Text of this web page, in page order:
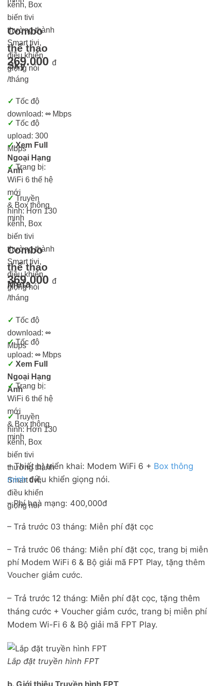
kênh, Box
biến tivi
thường thành
Smart tivi,
điều khiển
giọng nói
Combo
thể thao
Sky
269.000 đ
/tháng
✓ Tốc độ
download: ∞ Mbps
✓ Tốc độ
upload: 300
Mbps
✓Xem Full
Ngoại Hạng
Anh
✓Trang bị:
WiFi 6 thế hệ
mới
& Box thông
minh
✓ Truyền
hình: Hơn 130
kênh, Box
biến tivi
thường thành
Smart tivi,
điều khiển
giọng nói
Combo
thể thao
Meta
369.000 đ
/tháng
✓ Tốc độ
download: ∞
Mbps
✓Tốc độ
upload: ∞ Mbps
✓ Xem Full
Ngoại Hạng
Anh
✓Trang bị:
WiFi 6 thế hệ
mới
& Box thông
minh
✓Truyền
hình: Hơn 130
kênh, Box
biến tivi
thường thành
Smart tivi,
điều khiển
giọng nói
– Thiết bị triển khai: Modem WiFi 6 + Box thông
minhđiều khiển giọng nói.
– Phí hoà mạng: 400,000đ
– Trả trước 03 tháng: Miễn phí đặt cọc
– Trả trước 06 tháng: Miễn phí đặt cọc, trang bị miễn
phí Modem WiFi 6 & Bộ giải mã FPT Play, tặng thêm
Voucher giảm cước.
– Trả trước 12 tháng: Miễn phí đặt cọc, tặng thêm
tháng cước + Voucher giảm cước, trang bị miễn phí
Modem Wi-Fi 6 & Bộ giải mã FPT Play.
Lắp đặt truyền hình FPT